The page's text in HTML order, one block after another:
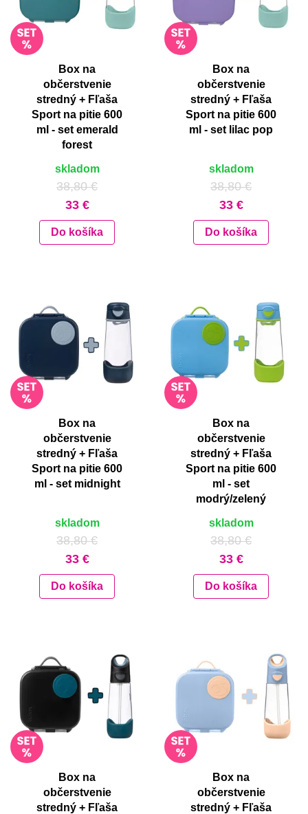
Box na
občerstvenie
stredný + Fľaša
Sport na pitie 600
ml - set emerald
forest
skladom
38,80 €
33 €
Do košíka
Box na
občerstvenie
stredný + Fľaša
Sport na pitie 600
ml - set lilac pop
skladom
38,80 €
33 €
Do košíka
Box na
občerstvenie
stredný + Fľaša
Sport na pitie 600
ml - set midnight
skladom
38,80 €
33 €
Do košíka
Box na
občerstvenie
stredný + Fľaša
Sport na pitie 600
ml - set
modrý/zelený
skladom
38,80 €
33 €
Do košíka
Box na
občerstvenie
stredný + Fľaša
Box na
občerstvenie
stredný + Fľaša